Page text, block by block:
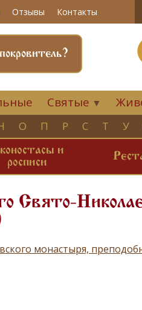
Отзывы Контакты
Святые ▼
О П Р С Т У
и
росписи
Свято-
монастыря,